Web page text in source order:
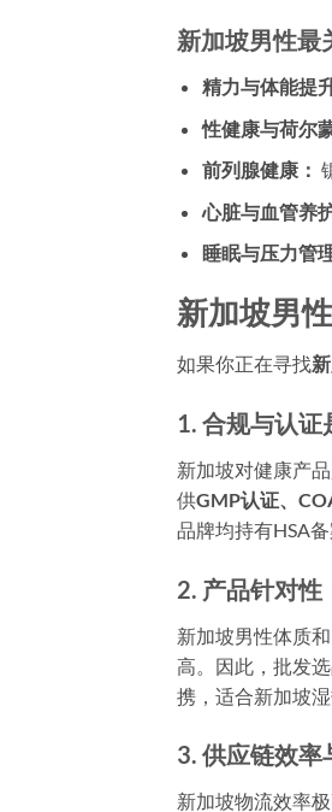
新加坡男性最
精力与体能提
性健康与荷尔
前列腺健康：
心脏与血管养
睡眠与压力管
新加坡男
如果你正在寻找
1. 合规与认证
新加坡对健康产
供GMP认证、
品牌均持有HSA
2. 产品针对性
新加坡男性体质
高。因此，批发
携，适合新加坡湿
3. 供应链效率
新加坡物流效率